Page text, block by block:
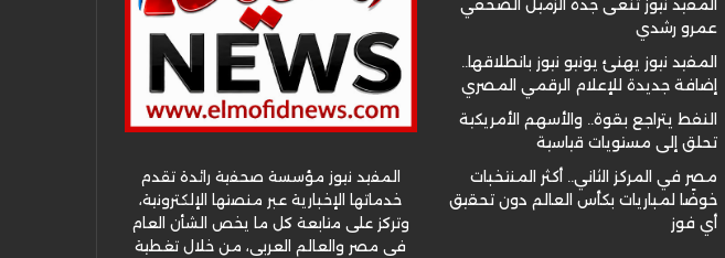
المفيد نيوز تنعى جدة الزميل الصحفي
عمرو رشدي
المفيد نيوز يهنئ يونيو نيوز بانطلاقها..
إضافة جديدة للإعلام الرقمي المصري
النفط يتراجع بقوة.. والأسهم الأمريكية
تحلق إلى مستويات قياسية
مصر في المركز الثاني.. أكثر المنتخبات
خوضًا لمباريات بكأس العالم دون تحقيق
أي فوز
المفيد نيوز مؤسسة صحفية رائدة تقدم
خدماتها الإخبارية عبر منصتها الإلكترونية،
وتركز على متابعة كل ما يخص الشأن العام
في مصر والعالم العربي، من خلال تغطية